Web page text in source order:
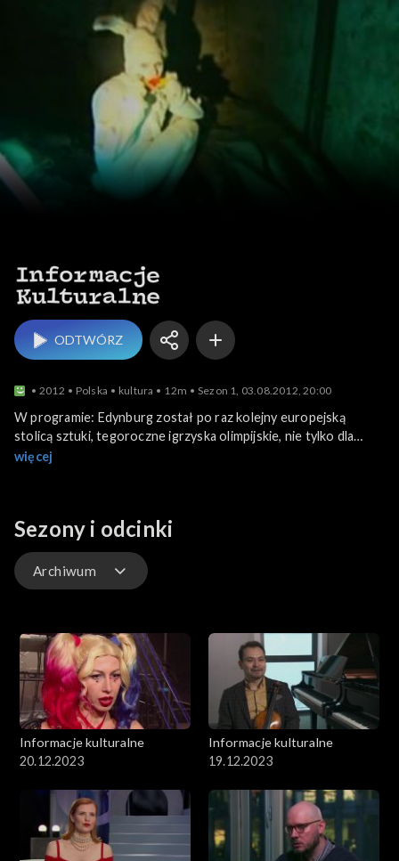
ODTWÓRZ
2012 Polska kultura 12m Sezon 1, 03.08.2012, 20:00
W programie: Edynburg został po raz kolejny europejską
stolicą sztuki, tegoroczne igrzyska olimpijskie, nie tylko dla
miłośników sportu.
więcej
Sezony i odcinki
Archiwum
Archiwum
Informacje kulturalne
20.12.2023
Informacje kulturalne
19.12.2023